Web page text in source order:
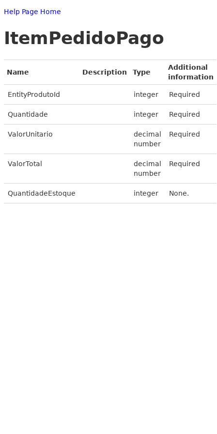
Help Page Home
ItemPedidoPago
Name Description Type
Additional
information
EntityProdutoId integer Required
Quantidade integer Required
ValorUnitario
decimal
number
Required
ValorTotal
decimal
number
Required
QuantidadeEstoque integer None.